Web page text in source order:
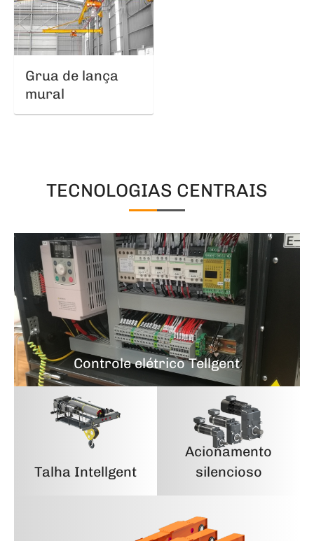
Grua de lança
mural
TECNOLOGIAS CENTRAIS
Controle elétrico Tellgent
Talha Intellgent
Acionamento
silencioso